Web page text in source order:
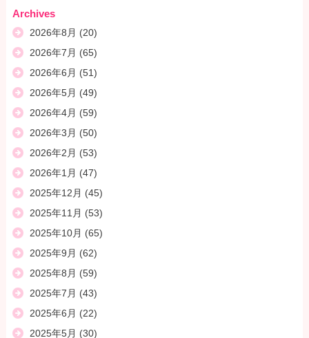
Archives
2026年8月 (20)
2026年7月 (65)
2026年6月 (51)
2026年5月 (49)
2026年4月 (59)
2026年3月 (50)
2026年2月 (53)
2026年1月 (47)
2025年12月 (45)
2025年11月 (53)
2025年10月 (65)
2025年9月 (62)
2025年8月 (59)
2025年7月 (43)
2025年6月 (22)
2025年5月 (30)